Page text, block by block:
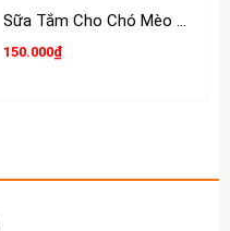
Sữa Tắm Cho Chó Mèo Hello 280g
150.000₫